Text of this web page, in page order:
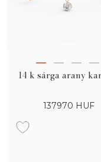
14 k sárga arany
137970 HUF